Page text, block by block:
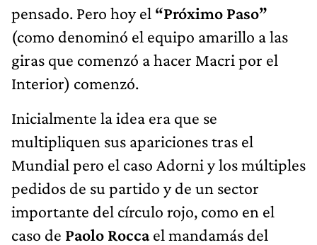
pensado. Pero hoy el “Próximo Paso”
(como denominó el equipo amarillo a las
giras que comenzó a hacer Macri por el
Interior) comenzó.
Inicialmente la idea era que se
multipliquen sus apariciones tras el
Mundial pero el caso Adorni y los múltiples
pedidos de su partido y de un sector
importante del círculo rojo, como en el
caso de Paolo Roccael mandamás del